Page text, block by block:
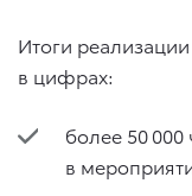
Итоги
в цифрах:
более 50
в